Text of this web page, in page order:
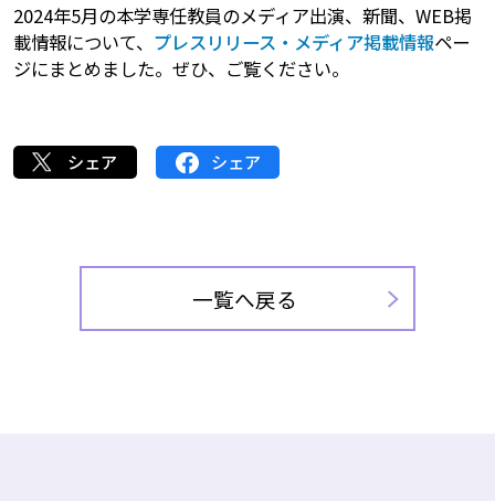
2024年5月の本学専任教員のメディア出演、新聞、WEB掲
載情報について、 プレスリリース・メディア掲載情報ペー
ジにまとめました。ぜひ、ご覧ください。
シェア シェア
一覧へ戻る